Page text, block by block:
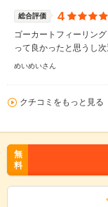
総合評価 4
ゴーカートフィーリン
って良かったと思うし
めいめいさん
クチコミをもっと見る
無
料